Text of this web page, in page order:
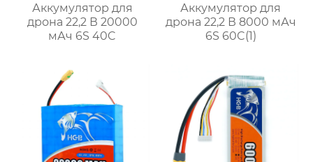
Аккумулятор для
дрона 22,2 В 20000
мАч 6S 40C
Аккумулятор для
дрона 22,2 В 8000 мАч
6S 60C(1)